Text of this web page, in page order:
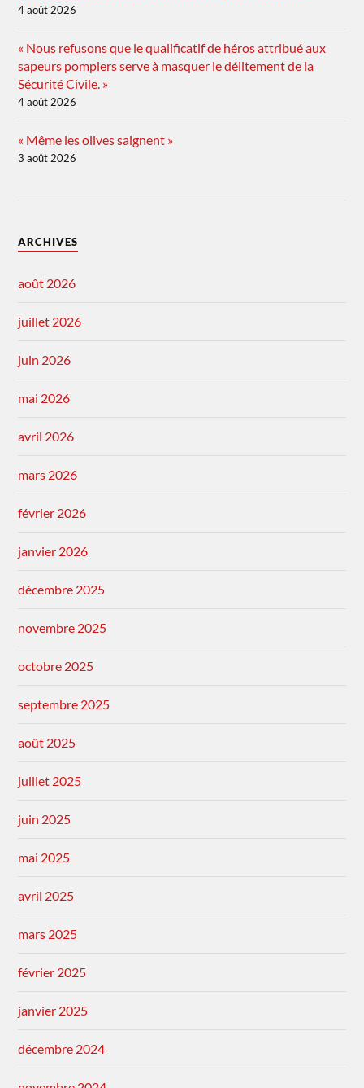
4 août 2026
« Nous refusons que le qualificatif de héros attribué aux
sapeurs pompiers serve à masquer le délitement de la
Sécurité Civile. »
4 août 2026
« Même les olives saignent »
3 août 2026
ARCHIVES
août 2026
juillet 2026
juin 2026
mai 2026
avril 2026
mars 2026
février 2026
janvier 2026
décembre 2025
novembre 2025
octobre 2025
septembre 2025
août 2025
juillet 2025
juin 2025
mai 2025
avril 2025
mars 2025
février 2025
janvier 2025
décembre 2024